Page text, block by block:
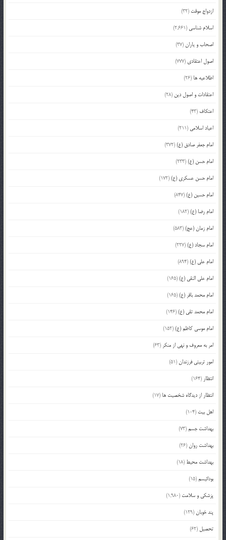
ازدواج موقت (32)
اسلام شناسی (2,661)
اصحاب و یاران(37)
اصول اعتقادی (777)
اطلاعیه ها (26)
اعتقادات و اصول دین (28)
اعتکاف (43)
اعیاد اسلامی (211)
امام جعفر صادق (ع)(372)
امام حسن (ع)(233)
امام حسن عسکری (ع)(172)
امام حسین (ع)(847)
امام رضا (ع)(182)
امام زمان (عج)(583)
امام سجاد (ع)(227)
امام علی (ع)(894)
امام علی النقی (ع)(165)
امام محمد باقر (ع)(165)
امام محمد تقی (ع)(146)
امام موسی کاظم (ع)(152)
امر به معروف و نهی از منکر (63)
امور تربیتی فرزندان(51)
انتظار (164)
انتظار از دیدگاه شخصیت ها (17)
اهل بیت (104)
بهداشت جسم(73)
بهداشت روان(26)
بهداشت محیط (18)
بودائیسم(15)
پزشکی و سلامت (1,980)
پند خوبان(129)
تحصیل (62)